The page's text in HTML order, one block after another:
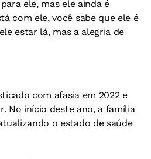
ele, mas ele ainda é
com ele, você sabe que ele é
estar lá, mas a alegria de
com afasia em 2022 e
No início deste ano, a família
o estado de saúde